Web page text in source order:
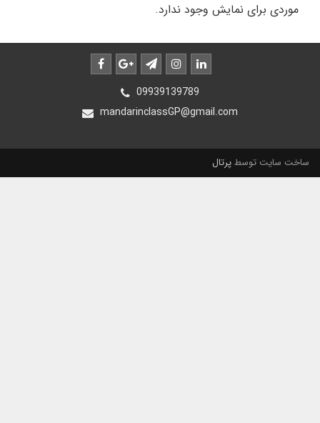
موردی برای نمایش وجود ندارد.
09939139789
mandarinclassGP@gmail.com
ساخت سایت توسطپرتال